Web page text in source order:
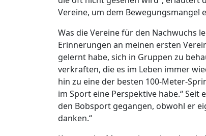
Vereine, um dem Bewegungsmangel
Was die Vereine für den Nachwuchs
Erinnerungen an meinen ersten
gelernt habe, sich in Gruppen zu
verkraften, die es im Leben immer
hin zu eine der besten 100-Meter-
im Sport eine Perspektive habe.“
den Bobsport gegangen, obwohl er
danken.“